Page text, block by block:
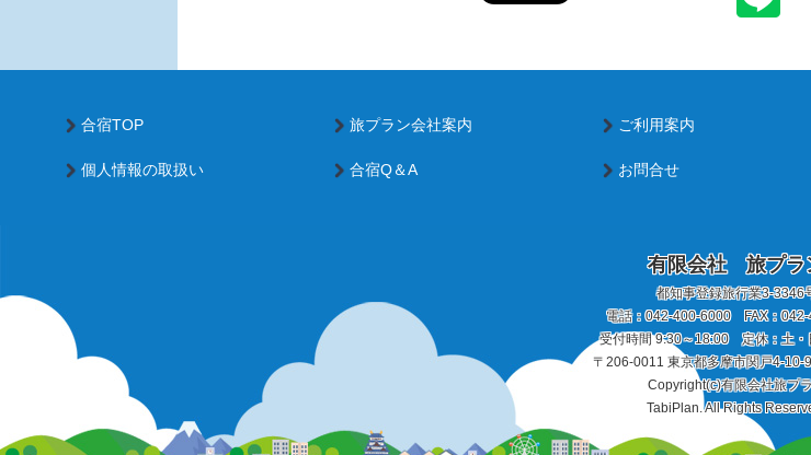
合宿TOP 旅プラン会社案内 ご利用案内
個人情報の取扱い 合宿Q＆A お問合せ
有限会社 旅プラ
都知事登録旅行業3-3346
電話：042-400-6000FAX：042-
受付時間 9:30～18:00 定休：土・
〒206-0011 東京都多摩市関戸4-10-
Copyright(c)有限会社旅プ
TabiPlan. All Rights